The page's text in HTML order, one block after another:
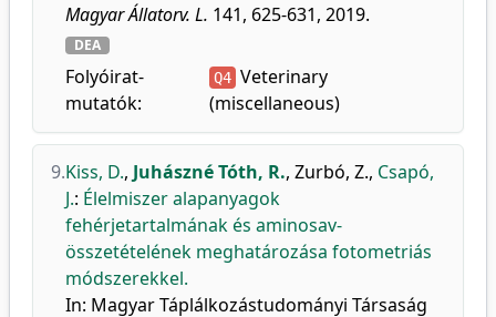
Magyar Állatorv. L. 141, 625-631, 2019.
DEA
Folyóirat-
mutatók:
Q4 Veterinary
(miscellaneous)
9.Kiss, D., Juhászné Tóth, R., Zurbó, Z., Csapó,
J.: Élelmiszer alapanyagok
fehérjetartalmának és aminosav-
összetételének meghatározása fotometriás
módszerekkel.
In: Magyar Táplálkozástudományi Társaság